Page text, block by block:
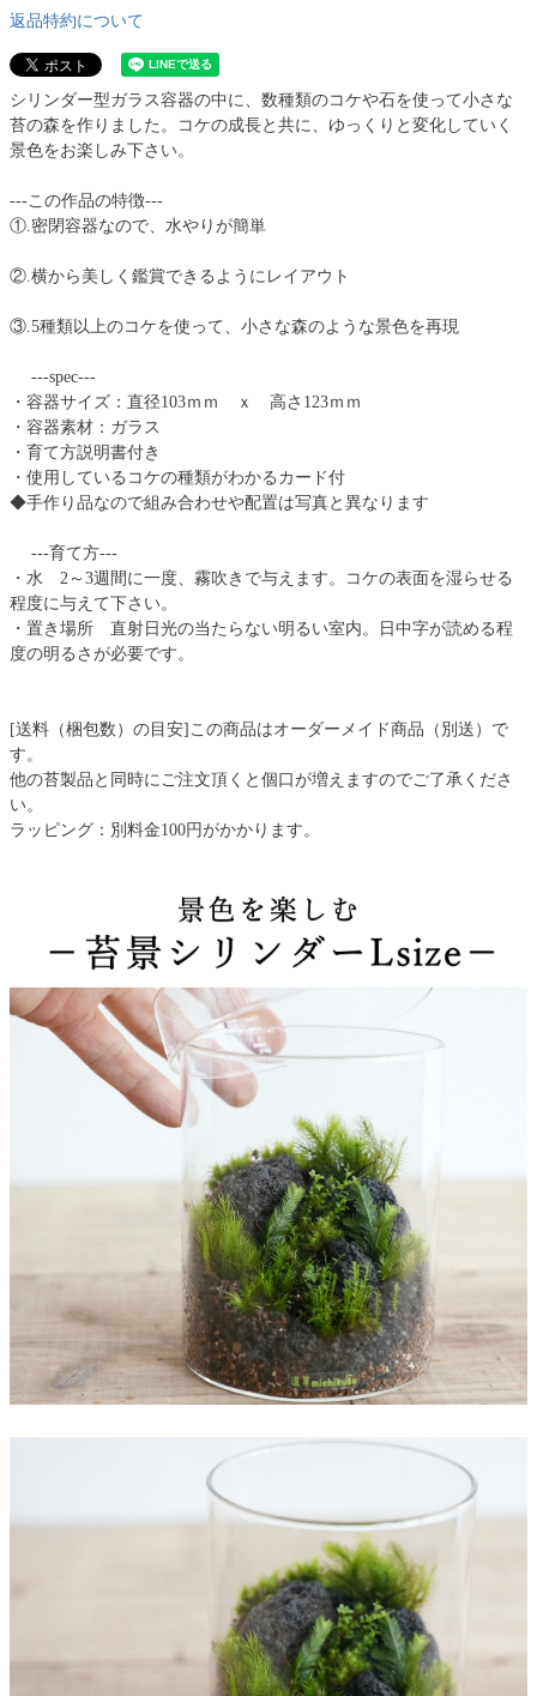
返品特約について
シリンダー型ガラス容器の中に、数種類のコケや石を使って小さな
苔の森を作りました。コケの成長と共に、ゆっくりと変化していく
景色をお楽しみ下さい。
---この作品の特徴---
①.密閉容器なので、水やりが簡単
②.横から美しく鑑賞できるようにレイアウト
③.5種類以上のコケを使って、小さな森のような景色を再現
---spec---
・容器サイズ：直径103ｍｍ ｘ 高さ123ｍｍ
・容器素材：ガラス
・育て方説明書付き
・使用しているコケの種類がわかるカード付
◆手作り品なので組み合わせや配置は写真と異なります
---育て方---
・水 2～3週間に一度、霧吹きで与えます。コケの表面を湿らせる
程度に与えて下さい。
・置き場所 直射日光の当たらない明るい室内。日中字が読める程
度の明るさが必要です。
[送料（梱包数）の目安]この商品はオーダーメイド商品（別送）で
す。
他の苔製品と同時にご注文頂くと個口が増えますのでご了承くださ
い。
ラッピング：別料金100円がかかります。